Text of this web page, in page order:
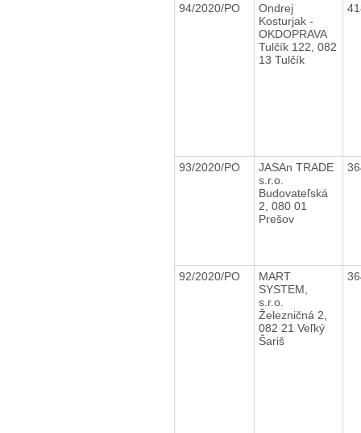
94/2020/PO
Ondrej
Kosturjak -
OKDOPRAVA
Tulčík 122, 082
13 Tulčík
93/2020/PO
JASAn TRADE
s.r.o.
Budovateľská
2, 080 01
Prešov
92/2020/PO
MART
SYSTEM,
s.r.o.
Železničná 2,
082 21 Veľký
Šariš